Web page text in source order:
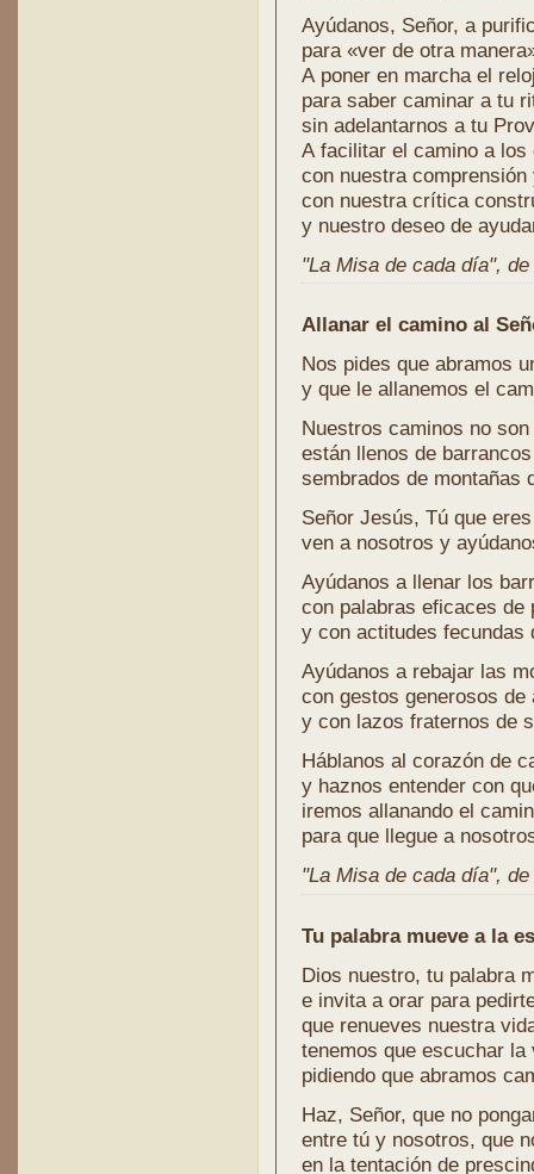
Ayúdanos, Señor, a
para «ver de otra
A poner en marcha el
para saber caminar a tu
sin adelantarnos a tu
A facilitar el camino a los
con nuestra
con nuestra crítica
y nuestro deseo de
"La Misa de cada día",
Allanar el camino al
Nos pides que abramos
y que le allanemos el
Nuestros caminos no
están llenos de
sembrados de montañas
Señor Jesús, Tú que
ven a nosotros y
Ayúdanos a llenar los
con palabras eficaces de
y con actitudes fecundas
Ayúdanos a rebajar las
con gestos generosos de
y con lazos fraternos de
Háblanos al corazón de
y haznos entender con
iremos allanando el
para que llegue a
"La Misa de cada día",
Tu palabra mueve a la
Dios nuestro, tu palabra
e invita a orar para
que renueves nuestra
tenemos que escuchar
pidiendo que abramos
Haz, Señor, que no
entre tú y nosotros, que
en la tentación de